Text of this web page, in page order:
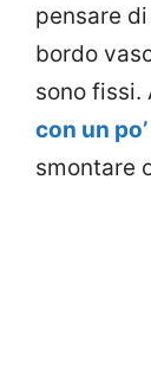
pensare di
bordo
sono fissi.
con un
smontare